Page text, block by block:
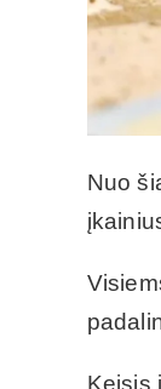
Nuo
Keisis